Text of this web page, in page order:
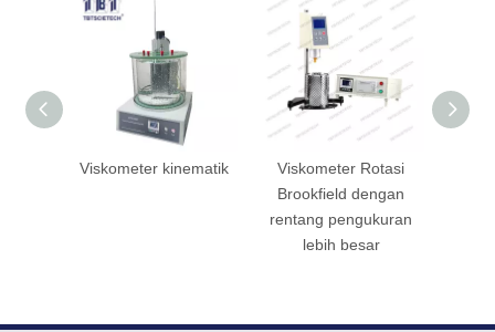
Viskometer kinematik
Viskometer Rotasi
Brookfield dengan
rentang pengukuran
lebih besar